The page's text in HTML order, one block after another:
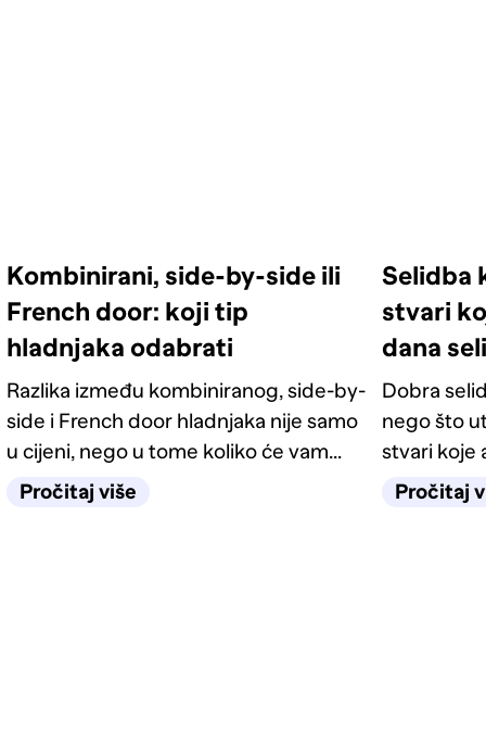
Kombinirani, side-by-side ili
French door: koji tip
hladnjaka odabrati
Razlika između kombiniranog, side-by-
side i French door hladnjaka nije samo
u cijeni, nego u tome koliko će vam
život u kuhinji biti jednostavan
Pročitaj više
Selidba
stvari
dana
Dobra
nego što
stvari koje
selidbe
Pročitaj